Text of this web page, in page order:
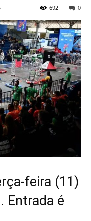
0
692
feira (11)
Entrada é